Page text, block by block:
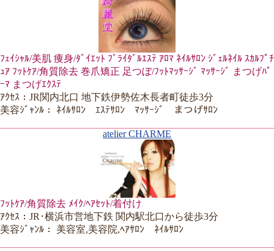
ﾌｪｲｼｬﾙ/美肌 痩身/ﾀﾞｲｴｯﾄ ﾌﾞﾗｲﾀﾞﾙｴｽﾃ ｱﾛﾏ ﾈｲﾙｻﾛﾝ ｼﾞｪﾙﾈｲﾙ ｽｶﾙﾌﾟﾁ
ｭｱ ﾌｯﾄｹｱ/角質除去 巻爪矯正 足つぼ/ﾌｯﾄﾏｯｻｰｼﾞ ﾏｯｻｰｼﾞ まつげﾊﾟ
ｰﾏ まつげｴｸｽﾃ
ｱｸｾｽ：JR関内北口 地下鉄伊勢佐木長者町徒歩3分
美容ｼﾞｬﾝﾙ： ﾈｲﾙｻﾛﾝ ｴｽﾃｻﾛﾝ ﾏｯｻｰｼﾞ まつげｻﾛﾝ
atelier CHARME
ﾌｯﾄｹｱ/角質除去 ﾒｲｸ/ﾍｱｾｯﾄ/着付け
ｱｸｾｽ：JR･横浜市営地下鉄 関内駅北口から徒歩3分
美容ｼﾞｬﾝﾙ： 美容室,美容院,ﾍｱｻﾛﾝ ﾈｲﾙｻﾛﾝ